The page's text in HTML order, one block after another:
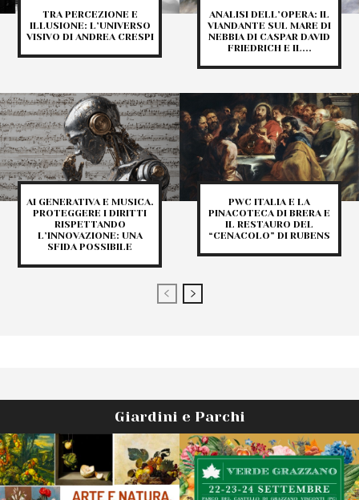
TRA PERCEZIONE E
ILLUSIONE: L’UNIVERSO
VISIVO DI ANDREA CRESPI
ANALISI DELL’OPERA: IL
VIANDANTE SUL MARE DI
NEBBIA DI CASPAR DAVID
FRIEDRICH E IL...
AI GENERATIVA E MUSICA.
PROTEGGERE I DIRITTI
RISPETTANDO
L’INNOVAZIONE: UNA
SFIDA POSSIBILE
PWC ITALIA E LA
PINACOTECA DI BRERA E
IL RESTAURO DEL
“CENACOLO” DI RUBENS
Giardini e Parchi